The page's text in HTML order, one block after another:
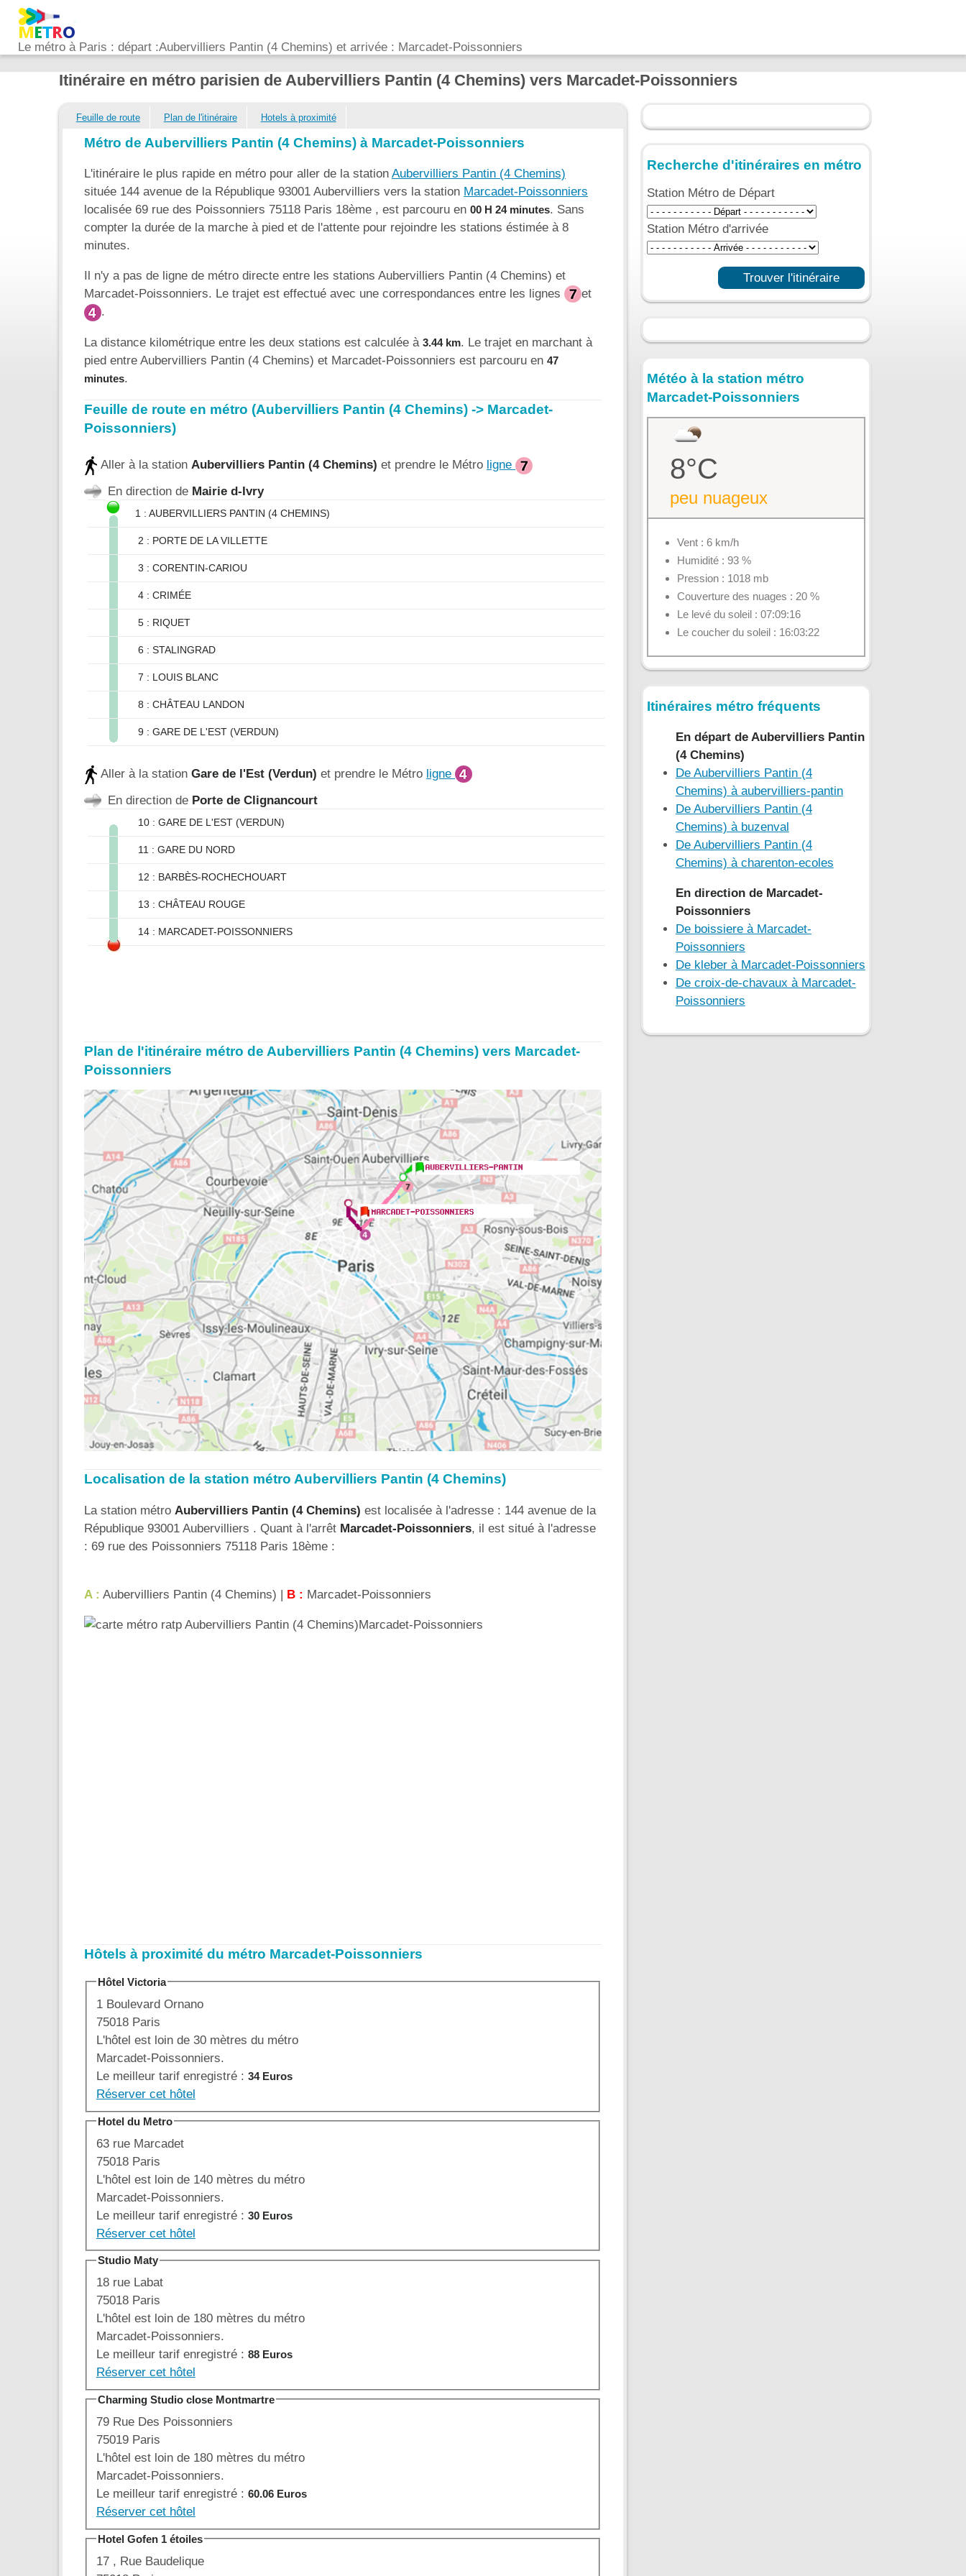
Le métro à Paris : départ :Aubervilliers Pantin (4 Chemins) et arrivée : Marcadet-Poissonniers
Itinéraire en métro parisien de Aubervilliers Pantin (4 Chemins) vers Marcadet-Poissonniers
Feuille de route Plan de l'itinéraire Hotels à proximité
Métro de Aubervilliers Pantin (4 Chemins) à Marcadet-Poissonniers
L'itinéraire le plus rapide en métro pour aller de la station Aubervilliers Pantin (4 Chemins)
située 144 avenue de la République 93001 Aubervilliers vers la station Marcadet-Poissonniers
localisée 69 rue des Poissonniers 75118 Paris 18ème , est parcouru en 00 H 24 minutes. Sans
compter la durée de la marche à pied et de l'attente pour rejoindre les stations éstimée à 8
minutes.
Il n'y a pas de ligne de métro directe entre les stations Aubervilliers Pantin (4 Chemins) et
Marcadet-Poissonniers. Le trajet est effectué avec une correspondances entre les lignes
et
.
La distance kilométrique entre les deux stations est calculée à 3.44 km. Le trajet en marchant à
pied entre Aubervilliers Pantin (4 Chemins) et Marcadet-Poissonniers est parcouru en 47
minutes.
Feuille de route en métro (Aubervilliers Pantin (4 Chemins) -> Marcadet-
Poissonniers)
Aller à la station Aubervilliers Pantin (4 Chemins) et prendre le Métro ligne
En direction de Mairie d-Ivry
1 : AUBERVILLIERS PANTIN (4 CHEMINS)
2 : PORTE DE LA VILLETTE
3 : CORENTIN-CARIOU
4 : CRIMÉE
5 : RIQUET
6 : STALINGRAD
7 : LOUIS BLANC
8 : CHÂTEAU LANDON
9 : GARE DE L'EST (VERDUN)
Aller à la station Gare de l'Est (Verdun) et prendre le Métro ligne
En direction de Porte de Clignancourt
10 : GARE DE L'EST (VERDUN)
11 : GARE DU NORD
12 : BARBÈS-ROCHECHOUART
13 : CHÂTEAU ROUGE
14 : MARCADET-POISSONNIERS
Plan de l'itinéraire métro de Aubervilliers Pantin (4 Chemins) vers Marcadet-
Poissonniers
Localisation de la station métro Aubervilliers Pantin (4 Chemins)
La station métro Aubervilliers Pantin (4 Chemins) est localisée à l'adresse : 144 avenue de la
République 93001 Aubervilliers . Quant à l'arrêt Marcadet-Poissonniers, il est situé à l'adresse
: 69 rue des Poissonniers 75118 Paris 18ème :
A : Aubervilliers Pantin (4 Chemins) | B : Marcadet-Poissonniers
Hôtels à proximité du métro Marcadet-Poissonniers
Hôtel Victoria
1 Boulevard Ornano
75018 Paris
L'hôtel est loin de 30 mètres du métro
Marcadet-Poissonniers.
Le meilleur tarif enregistré : 34 Euros
Réserver cet hôtel
Hotel du Metro
63 rue Marcadet
75018 Paris
L'hôtel est loin de 140 mètres du métro
Marcadet-Poissonniers.
Le meilleur tarif enregistré : 30 Euros
Réserver cet hôtel
Studio Maty
18 rue Labat
75018 Paris
L'hôtel est loin de 180 mètres du métro
Marcadet-Poissonniers.
Le meilleur tarif enregistré : 88 Euros
Réserver cet hôtel
Charming Studio close Montmartre
79 Rue Des Poissonniers
75019 Paris
L'hôtel est loin de 180 mètres du métro
Marcadet-Poissonniers.
Le meilleur tarif enregistré : 60.06 Euros
Réserver cet hôtel
Hotel Gofen 1 étoiles
17 , Rue Baudelique
Recherche d'itinéraires en métro
Station Métro de Départ
Station Métro d'arrivée
Météo à la station métro
Marcadet-Poissonniers
8°C
peu nuageux
Vent : 6 km/h
Humidité : 93 %
Pression : 1018 mb
Couverture des nuages : 20 %
Le levé du soleil : 07:09:16
Le coucher du soleil : 16:03:22
Itinéraires métro fréquents
En départ de Aubervilliers Pantin
(4 Chemins)
De Aubervilliers Pantin (4
Chemins) à aubervilliers-pantin
De Aubervilliers Pantin (4
Chemins) à buzenval
De Aubervilliers Pantin (4
Chemins) à charenton-ecoles
En direction de Marcadet-
Poissonniers
De boissiere à Marcadet-
Poissonniers
De kleber à Marcadet-Poissonniers
De croix-de-chavaux à Marcadet-
Poissonniers